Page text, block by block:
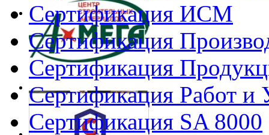
Сертификация ИСМ
Сертификация
Сертификация
Сертификация Работ и
Сертификация SA 8000